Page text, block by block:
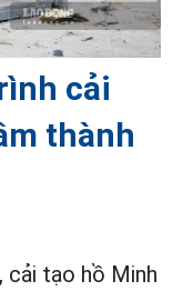
cải
thành
cải tạo hồ Minh